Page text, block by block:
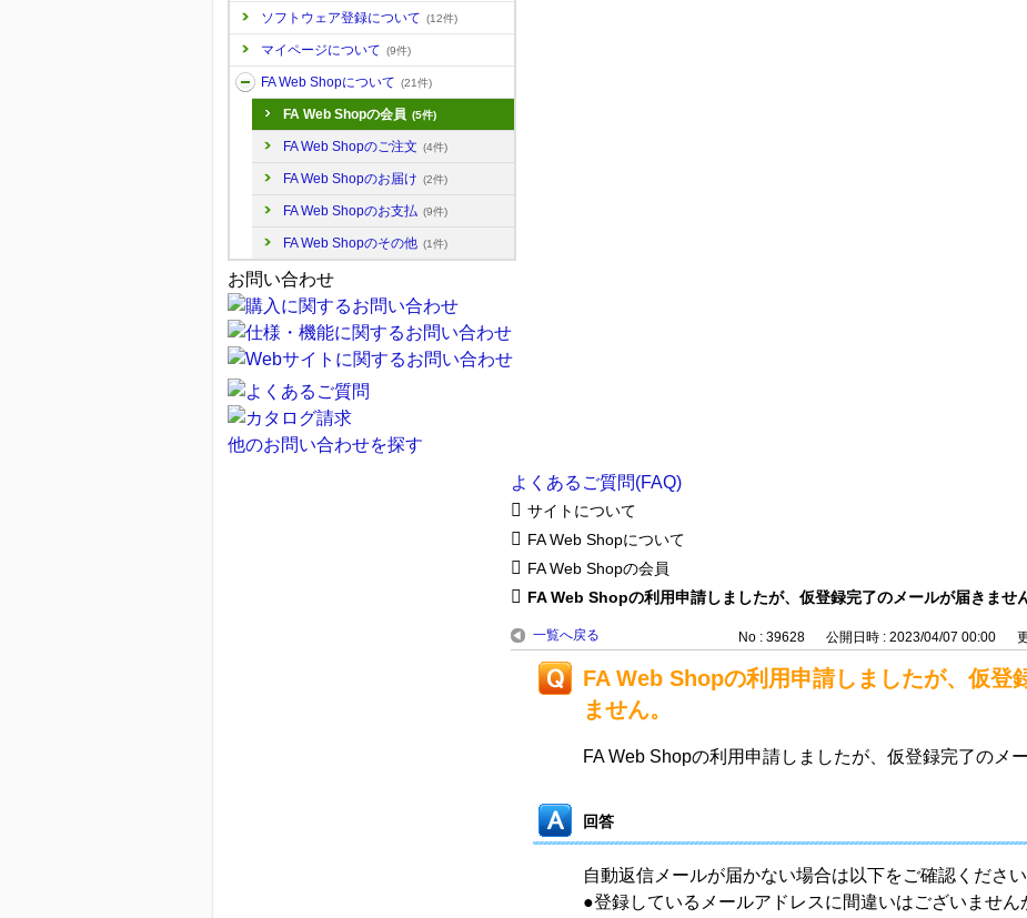
ソフトウェア登録について (12件)
マイページについて (9件)
FA Web Shopについて (21件)
FA Web Shopの会員 (5件)
FA Web Shopのご注文 (4件)
FA Web Shopのお届け (2件)
FA Web Shopのお支払 (9件)
FA Web Shopのその他 (1件)
お問い合わせ
他のお問い合わせを探す
よくあるご質問(FAQ)
サイトについて
FA Web Shopについて
FA Web Shopの会員
FA Web Shopの利用申請しましたが、仮登録完了のメールが届きません
一覧へ戻る No : 39628 公開日時 : 2023/04/07 00:00
FA Web Shopの利用申請しましたが、仮登
ません。
FA Web Shopの利用申請しましたが、仮登録完了のメ
回答
自動返信メールが届かない場合は以下をご確認ください
●登録しているメールアドレスに間違いはございません